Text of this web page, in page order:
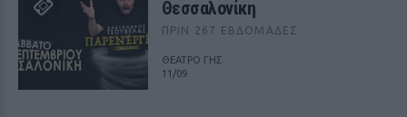
Θεσσαλονίκη
ΠΡΙΝ 267 ΕΒΔΟΜΆΔΕΣ
ΘΕΑΤΡΟ ΓΗΣ
11/09